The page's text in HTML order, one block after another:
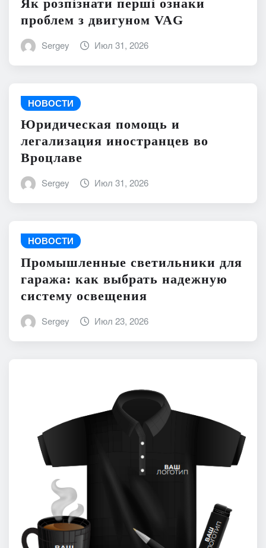
Як розпізнати перші ознаки
проблем з двигуном VAG
Sergey Июл 31, 2026
НОВОСТИ
Юридическая помощь и
легализация иностранцев во
Вроцлаве
Sergey Июл 31, 2026
НОВОСТИ
Промышленные светильники для
гаража: как выбрать надежную
систему освещения
Sergey Июл 23, 2026